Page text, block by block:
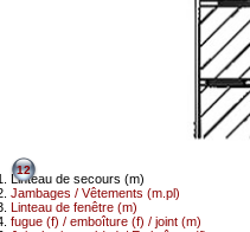
Linteau de secours (m)
Jambages / Vêtements (m.pl)
Linteau de fenêtre (m)
fugue (f) / emboîture (f) / joint (m)
12